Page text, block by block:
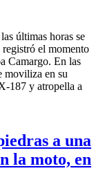
últimas horas se
el momento
Camargo. En las
moviliza en su
187 y atropella a
a una
la moto, en